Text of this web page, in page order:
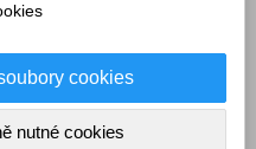
cookies
nutné cookies